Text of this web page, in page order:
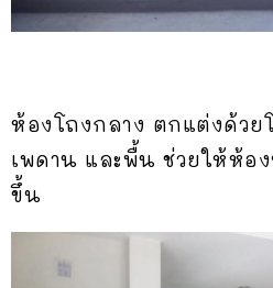
ห้องโถงกลาง ตกแต่งด้วย
เพดาน และพื้น ช่วยให้ห้อ
ขึ้น